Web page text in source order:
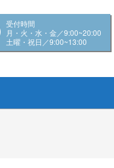
受付時間
月・火・水・金／9:00~20:00
土曜・祝日／9:00~13:00